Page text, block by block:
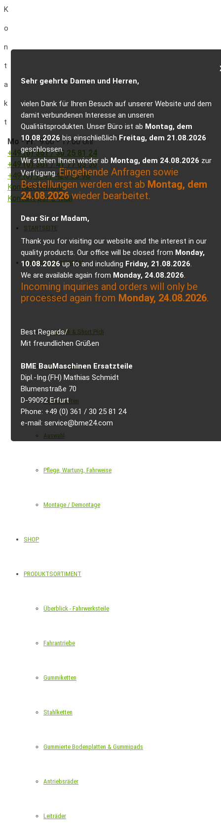
K
o
n
t
a
k
t
Mo -Fr: 9.00 - 17.00 Uhr
+49 (0) 361 / 30 25 81 24
+49 (0) 361 / 41 77 03 30
+49 (0) 179 / 425 50 98
Kontaktformular
Kontakt per E-Mail
STARTSEITE
GUMMIKETTENPORTAL
Aufbau
Long Pitch & Short Pich
Ausführungen
Eigenschaften
Auswahl
Pflege, Wartung, Fahrweise
Montage / Demontage
SHOP
PRODUKTSORTIMENT
Überblick - Fahrwerksteile
Fahrantriebe
Gummiketten
Stahlketten
Gummierte Bodenplatten & Gummipads
Antriebsräder
Leiträder
Sehr geehrte Damen und Herren,
vielen Dank für Ihren Besuch auf unserer Website und dem
damit verbundenen Interesse an unseren
Qualitätsprodukten. Unser Büro ist ab Montag, dem
10.08.2026 bis einschließlich Freitag, dem 21.08.2026
geschlossen.
Wir stehen Ihnen wieder ab Montag, dem 24.08.2026 zur
Verfügung.Eingehende Anfragen sowie
Bestellungen werden erst ab Montag, dem
24.08.2026wieder bearbeitet.
Dear Sir or Madam,
Thank you for visiting our website and the interest in our
quality products. Our office will be closed from Monday,
10.08.2026up to and including Friday, 21.08.2026.
We are available again from Monday, 24.08.2026.
Incoming inquiries and orders will only be
processed again from Monday, 24.08.2026.
Best Regards/
Mit freundlichen Grüßen
BME BauMaschinen Ersatzteile
Dipl.-Ing.(FH) Mathias Schmidt
Blumenstraße 70
D-99092 Erfurt
Phone: +49 (0) 361 / 30 25 81 24
e-mail: service@bme24.com